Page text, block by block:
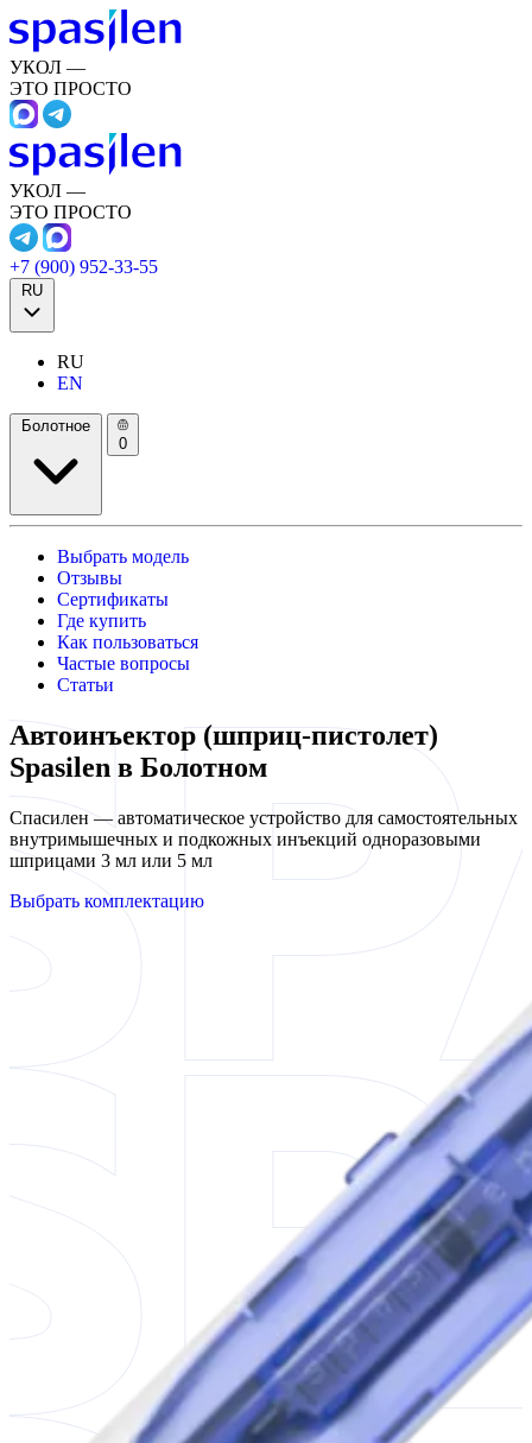
УКОЛ —
ЭТО ПРОСТО
УКОЛ —
ЭТО ПРОСТО
+7 (900) 952-33-55
RU
RU
EN
Болотное
0
Выбрать модель
Отзывы
Сертификаты
Где купить
Как пользоваться
Частые вопросы
Статьи
Автоинъектор (шприц-пистолет)
Spasilen в Болотном
Спасилен — автоматическое устройство для самостоятельных
внутримышечных и подкожных инъекций одноразовыми
шприцами 3 мл или 5 мл
Выбрать комплектацию